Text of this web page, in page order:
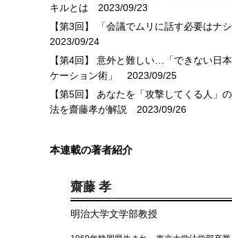
キルとは 2023/09/23
【第3回】 「会議でムリに話す必要はナ
2023/09/24
【第4回】 意外と難しい…「できない日
ケーション術」
2023/09/25
【第5回】 あなたを「攻撃してくる人」
法を齋藤孝が解説
2023/09/26
本連載の著者紹介
齋藤 孝
明治大学文学部教授